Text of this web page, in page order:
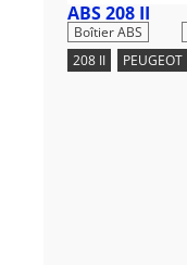
ABS 208 II
Boîtier ABS
208 II
PEUGEOT